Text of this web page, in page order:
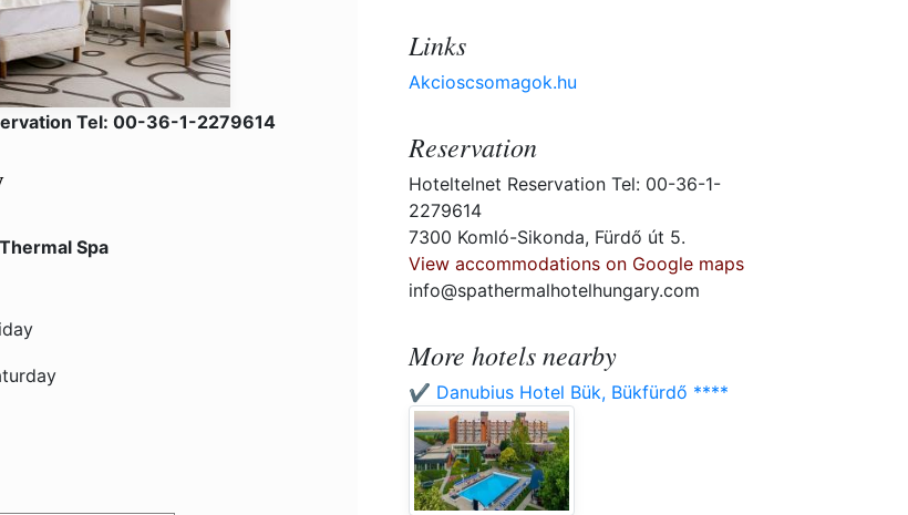
Tel: 00-36-1-2279614
Spa
Links
Akcioscsomagok.hu
Reservation
Hoteltelnet Reservation Tel: 00-36-1-
2279614
7300 Komló-Sikonda, Fürdő út 5.
View accommodations on Google maps
info@spathermalhotelhungary.com
More hotels nearby
✔️ Danubius Hotel Bük, Bükfürdő ****